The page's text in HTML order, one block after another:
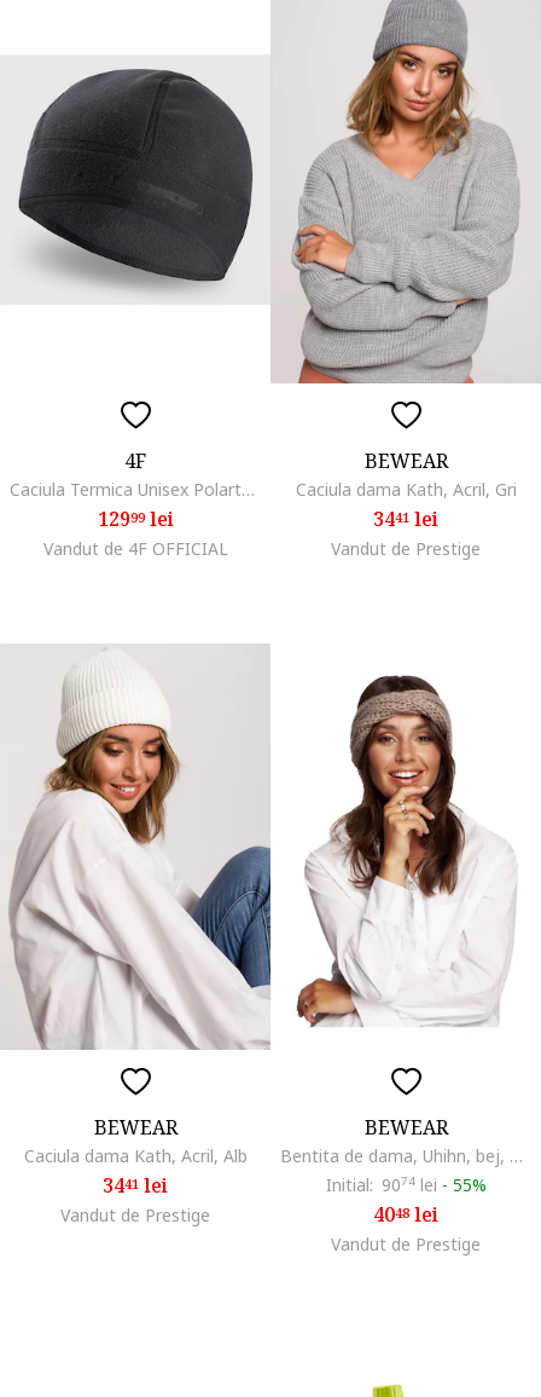
4F
Caciula Termica Unisex Polartec Negru Intens pentru Trekking, Fleece Microserije, Confortabila si Usor de Usat, Marimi S-XL
12999lei
Vandut de 4F OFFICIAL
BEWEAR
Caciula dama Kath, Acril, Gri
3441 lei
Vandut de Prestige
BEWEAR
Caciula dama Kath, Acril, Alb
3441 lei
Vandut de Prestige
BEWEAR
Bentita de dama, Uhihn, bej, Universal
Initial: 9074lei - 55%
4048 lei
Vandut de Prestige